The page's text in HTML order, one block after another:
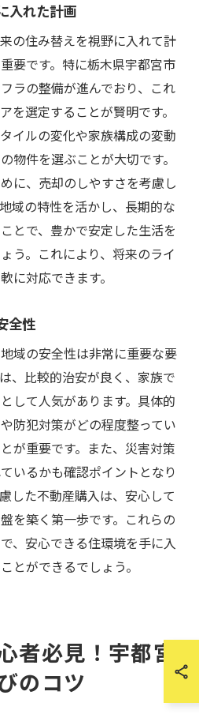
入れた計画
の住み替えを視野に入れて計
要です。特に栃木県宇都宮市
ラの整備が進んでおり、これ
を選定することが賢明です。
イルの変化や家族構成の変動
物件を選ぶことが大切です。
に、売却のしやすさを考慮し
域の特性を活かし、長期的な
とで、豊かで安定した生活を
う。これにより、将来のライ
に対応できます。
全性
域の安全性は非常に重要な要
、比較的治安が良く、家族で
して人気があります。具体的
防犯対策がどの程度整ってい
が重要です。また、災害対策
いるかも確認ポイントとなり
した不動産購入は、安心して
を築く第一歩です。これらの
、安心できる住環境を手に入
とができるでしょう。
者必見！宇都宮
のコツ